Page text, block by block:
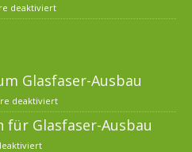
deaktiviert
Glasfaser-Ausbau
deaktiviert
Glasfaser-Ausbau